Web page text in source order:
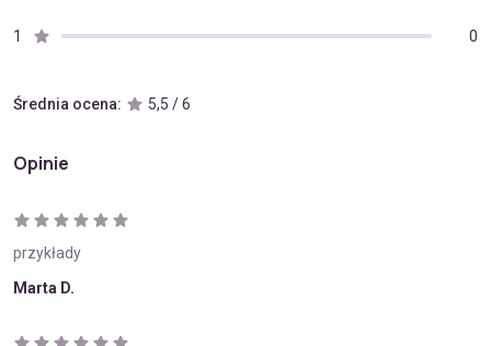
1 0
Średnia ocena: 5,5 / 6
Opinie
przykłady
Marta D.